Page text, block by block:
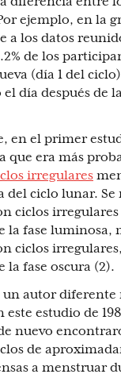
ejemplo, en la
a los datos
de los
(día 1 del
día después de
en el primer
que era más
irregulares
del ciclo lunar. Se
ciclos
la fase luminosa,
ciclos
la fase oscura (2).
autor diferente
estudio de
nuevo
de
a menstruar